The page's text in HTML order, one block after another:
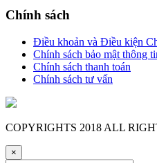
Chính sách
Điều khoản và Điều kiện
Chính sách bảo mật thông
Chính sách thanh toán
Chính sách tư vấn
COPYRIGHTS 2018 ALL
×